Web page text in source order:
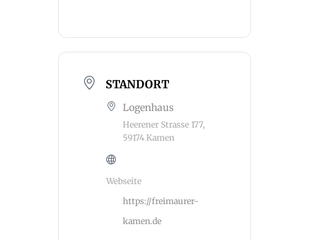
STANDORT
Logenhaus
Heerener Strasse 177,
59174 Kamen
Webseite
https://freimaurer-
kamen.de